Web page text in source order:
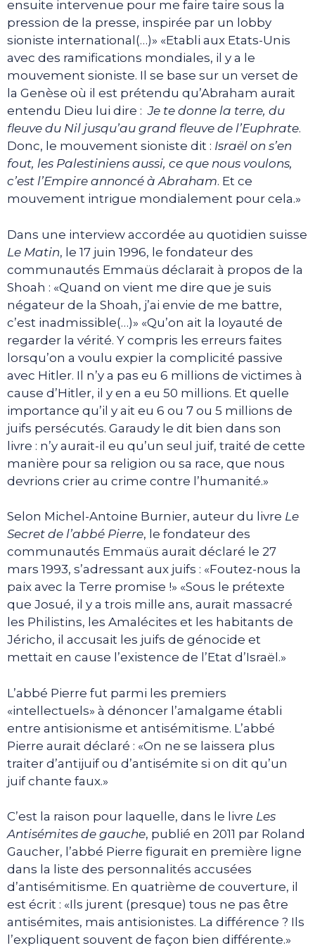
ensuite intervenue pour me faire taire sous la
pression de la presse, inspirée par un lobby
sioniste international(…)» «Etabli aux Etats-Unis
avec des ramifications mondiales, il y a le
mouvement sioniste. Il se base sur un verset de
la Genèse où il est prétendu qu’Abraham aurait
entendu Dieu lui dire :Je te donne la terre, du
fleuve du Nil jusqu’au grand fleuve de l’Euphrate.
Donc, le mouvement sioniste dit : Israël on s’en
fout, les Palestiniens aussi, ce que nous voulons,
c’est l’Empire annoncé à Abraham. Et ce
mouvement intrigue mondialement pour cela.»
Dans une interview accordée au quotidien suisse
Le Matin, le 17 juin 1996, le fondateur des
communautés Emmaüs déclarait à propos de la
Shoah : «Quand on vient me dire que je suis
négateur de la Shoah, j’ai envie de me battre,
c’est inadmissible(…)» «Qu’on ait la loyauté de
regarder la vérité. Y compris les erreurs faites
lorsqu’on a voulu expier la complicité passive
avec Hitler. Il n’y a pas eu 6 millions de victimes à
cause d’Hitler, il y en a eu 50 millions. Et quelle
importance qu’il y ait eu 6 ou 7 ou 5 millions de
juifs persécutés. Garaudy le dit bien dans son
livre : n’y aurait-il eu qu’un seul juif, traité de cette
manière pour sa religion ou sa race, que nous
devrions crier au crime contre l’humanité.»
Selon Michel-Antoine Burnier, auteur du livre Le
Secret de l’abbé Pierre, le fondateur des
communautés Emmaüs aurait déclaré le 27
mars 1993, s’adressant aux juifs : «Foutez-nous la
paix avec la Terre promise !» «Sous le prétexte
que Josué, il y a trois mille ans, aurait massacré
les Philistins, les Amalécites et les habitants de
Jéricho, il accusait les juifs de génocide et
mettait en cause l’existence de l’Etat d’Israël.»
L’abbé Pierre fut parmi les premiers
«intellectuels» à dénoncer l’amalgame établi
entre antisionisme et antisémitisme. L’abbé
Pierre aurait déclaré : «On ne se laissera plus
traiter d’antijuif ou d’antisémite si on dit qu’un
juif chante faux.»
C’est la raison pour laquelle, dans le livre Les
Antisémites de gauche, publié en 2011 par Roland
Gaucher, l’abbé Pierre figurait en première ligne
dans la liste des personnalités accusées
d’antisémitisme. En quatrième de couverture, il
est écrit : «Ils jurent (presque) tous ne pas être
antisémites, mais antisionistes. La différence ? Ils
l’expliquent souvent de façon bien différente.»